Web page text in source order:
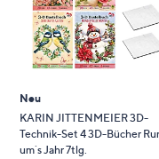
Neu
KARIN JITTENMEIER 3D-
Technik-Set 4 3D-Bücher
um´s Jahr 7tlg.